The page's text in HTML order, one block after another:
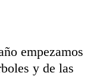
empezamos
y de las